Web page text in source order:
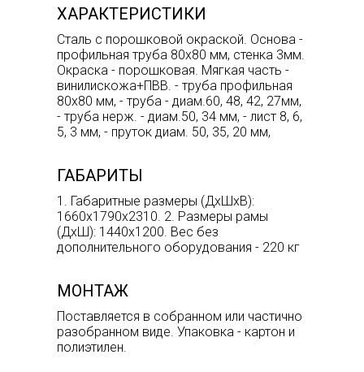
ХАРАКТЕРИСТИКИ
Сталь с порошковой окраской. Основа -
профильная труба 80х80 мм, стенка 3мм.
Окраска - порошковая. Мягкая часть -
винилискожа+ПВВ. - труба профильная
80х80 мм, - труба - диам.60, 48, 42, 27мм,
- труба нерж. - диам.50, 34 мм, - лист 8, 6,
5, 3 мм, - пруток диам. 50, 35, 20 мм,
ГАБАРИТЫ
1. Габаритные размеры (ДхШхВ):
1660х1790х2310. 2. Размеры рамы
(ДхШ): 1440х1200. Вес без
дополнительного оборудования - 220 кг
МОНТАЖ
Поставляется в собранном или частично
разобранном виде. Упаковка - картон и
полиэтилен.